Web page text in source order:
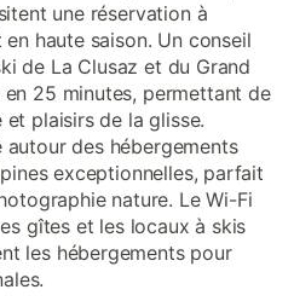
une réservation à
haute saison. Un conseil
de La Clusaz et du Grand
25 minutes, permettant de
plaisirs de la glisse.
des hébergements
exceptionnelles, parfait
nature. Le Wi-Fi
gîtes et les locaux à skis
les hébergements pour